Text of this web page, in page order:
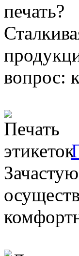
вопрос: